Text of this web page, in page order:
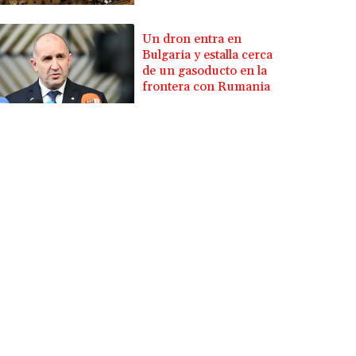
Un dron entra en
Bulgaria y estalla cerca
de un gasoducto en la
frontera con Rumania